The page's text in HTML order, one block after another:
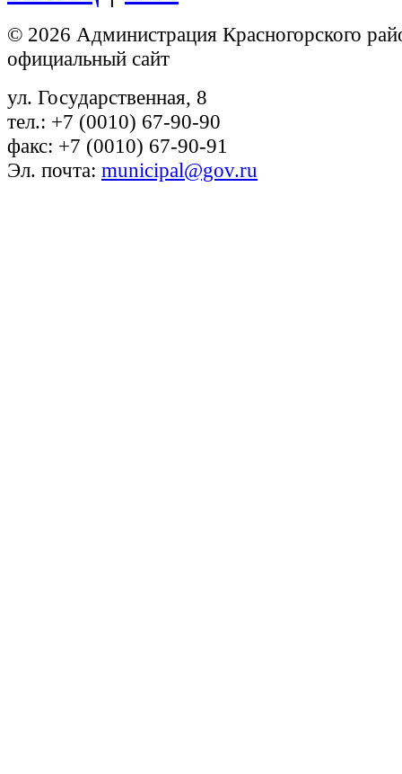
© 2026 Администрация Красногорского
официальный сайт
ул. Государственная, 8
тел.: +7 (0010) 67-90-90
факс: +7 (0010) 67-90-91
Эл. почта: municipal@gov.ru